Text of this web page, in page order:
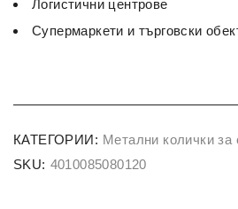
Логистични центрове
Супермаркети и търговски
КАТЕГОРИИ: Метални колички за
SKU: 4010085080120